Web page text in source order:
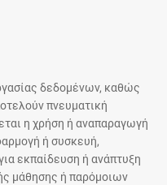
δεδομένων, καθώς
πνευματική
η χρήση ή αναπαραγωγή
ή συσκευή,
εκπαίδευση ή ανάπτυξη
μάθησης ή παρόμοιων